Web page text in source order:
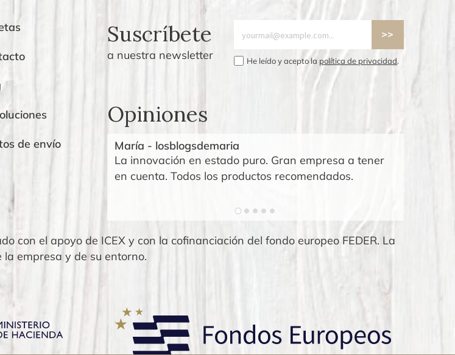
de envío
Suscríbete
a nuestra newsletter He leído y acepto la política de privacidad.
Opiniones
María - losblogsdemaria
La innovación en estado puro. Gran empresa a tener
en cuenta. Todos los productos recomendados.
con el apoyo de ICEX y con la cofinanciación del fondo europeo FEDER. La
empresa y de su entorno.